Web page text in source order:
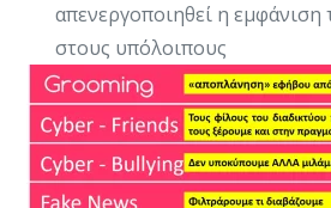
απενεργοποιηθεί η εμφάνιση
στους υπόλοιπους